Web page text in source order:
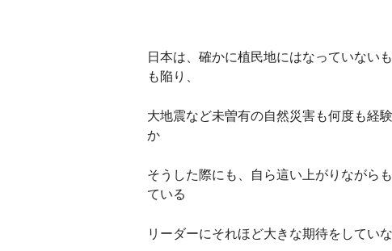
日本は、確かに植民地にはなっていない
も陥り、
大地震など未曽有の自然災害も何度も経
か
そうした際にも、自ら這い上がりながら
ている
リーダーにそれほど大きな期待をしてい